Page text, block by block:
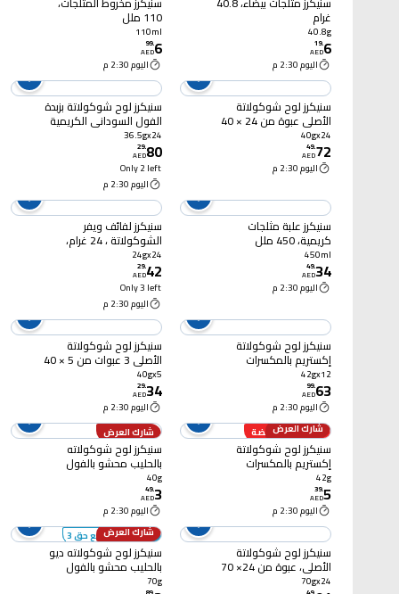
غرام
40.8g
6
.
19
AED
اليوم 2:30 م
110 ملل
110ml
6
.
99
AED
اليوم 2:30 م
سنيكرز لوح شوكولاتة
الأصلي عبوة من 24 × 40
جرام
40gx24
72
.
49
AED
اليوم 2:30 م
سنيكرز لوح شوكولاتة بزبدة
الفول السوداني الكريمية
عبوة من 24 × 36.5 جرام
36.5gx24
80
.
29
AED
Only 2 left
اليوم 2:30 م
سنيكرز علبة مثلجات
كريمية، 450 ملل
450ml
34
.
49
AED
اليوم 2:30 م
سنيكرز لفائف ويفر
الشوكولاتة ، 24 غرام،
عبوة من 24 قطعة
24gx24
42
.
29
AED
Only 3 left
اليوم 2:30 م
سنيكرز لوح شوكولاتة
إكستريم بالمكسرات
42 جرام
42gx12
63
.
99
AED
اليوم 2:30 م
سنيكرز لوح شوكولاتة
الأصلي 3 عبوات من 5 × 40
جرام
40gx5
34
.
29
AED
اليوم 2:30 م
أسعار منخفضة
شارك العرض
سنيكرز لوح شوكولاتة
إكستريم بالمكسرات
والكراميل 42 جرام
42g
5
.
39
AED
اليوم 2:30 م
شارك العرض
سنيكرز لوح شوكولاته
بالحليب محشو بالفول
السوداني، 40 غرام
40g
3
.
49
AED
اليوم 2:30 م
سنيكرز لوح شوكولاتة
الأصلي، عبوة من 24× 70
جرام
70gx24
حط 4 وادفع حق 3
شارك العرض
سنيكرز لوح شوكولاته ديو
بالحليب محشو بالفول
السوداني، 70 غرام
70g